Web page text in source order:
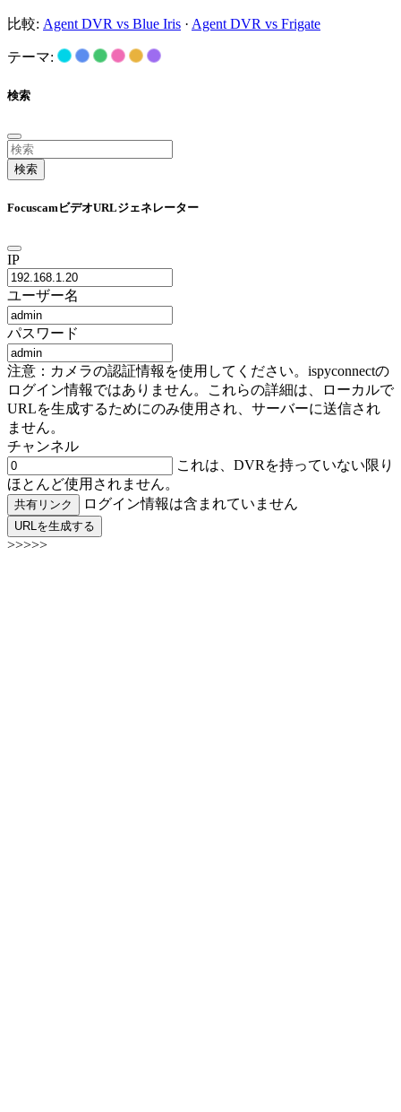
比較: Agent DVR vs Blue Iris · Agent DVR vs Frigate
テーマ:
検索
検索
FocuscamビデオURLジェネレーター
IP
ユーザー名
パスワード
注意：カメラの認証情報を使用してください。ispyconnectの
ログイン情報ではありません。これらの詳細は、ローカルで
URLを生成するためにのみ使用され、サーバーに送信され
ません。
チャンネル
これは、DVRを持っていない限り
ほとんど使用されません。
共有リンク ログイン情報は含まれていません
URLを生成する
>>>>>